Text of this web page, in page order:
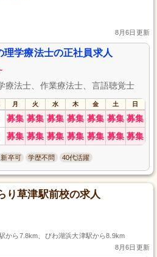
8月6日更新
理学療法士の正社員求人
療法士、作業療法士、言語聴覚士
月 火 水 木 金 土 日
募集 募集 募集 募集 募集 募集 募集
募集 募集 募集 募集 募集 募集 募集
新卒可 学歴不問 40代活躍
り草津駅前校の求人
から7.8km、びわ湖浜大津駅から8.9km
8月6日更新